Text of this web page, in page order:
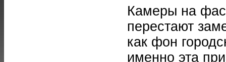
Камеры на
перестают
как фон
именно эта